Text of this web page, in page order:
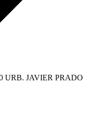
URB. JAVIER PRADO